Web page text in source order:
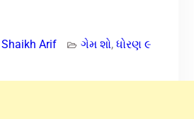
Shaikh Arif ગેમ શો, ધોરણ ૯